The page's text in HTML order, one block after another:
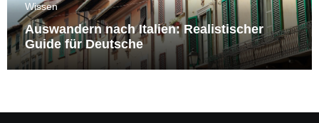
Wissen
Auswandern nach Italien: Realistischer
Guide für Deutsche